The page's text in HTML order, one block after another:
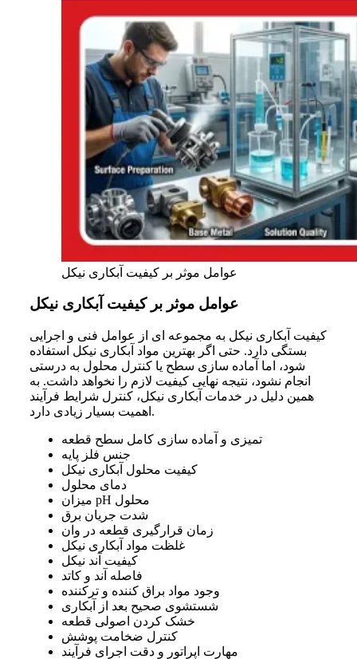
عوامل موثر بر کیفیت آبکاری نیکل
عوامل موثر بر کیفیت آبکاری نیکل
کیفیت آبکاری نیکل به مجموعه ای از عوامل فنی و اجرایی
بستگی دارد. حتی اگر بهترین مواد آبکاری نیکل استفاده
شود، اما آماده سازی سطح یا کنترل محلول به درستی
انجام نشود، نتیجه نهایی کیفیت لازم را نخواهد داشت. به
همین دلیل در خدمات آبکاری نیکل، کنترل شرایط فرآیند
اهمیت بسیار زیادی دارد.
تمیزی و آماده سازی کامل سطح قطعه
جنس فلز پایه
کیفیت محلول آبکاری نیکل
دمای محلول
میزان pH محلول
شدت جریان برق
زمان قرارگیری قطعه در وان
غلظت مواد آبکاری نیکل
کیفیت آند نیکل
فاصله آند و کاتد
وجود مواد براق کننده و ترکننده
شستشوی صحیح بعد از آبکاری
خشک کردن اصولی قطعه
کنترل ضخامت پوشش
مهارت اپراتور و دقت اجرای فرآیند